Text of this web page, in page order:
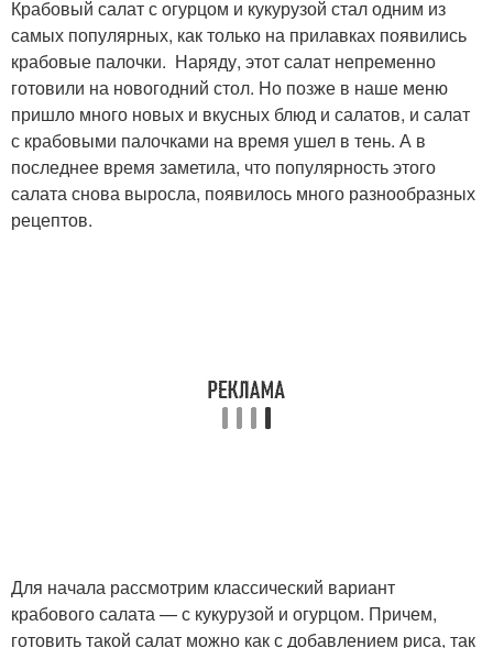
Салат из пекинской
капусты
Капусты с крабовыми
палочками
Палочки с пекинской
Крабовый салат с огурцом и кукурузой стал одним из
самых популярных, как только на прилавках появились
крабовые палочки. Наряду, этот салат непременно
готовили на новогодний стол. Но позже в наше меню
пришло много новых и вкусных блюд и салатов, и салат
с крабовыми палочками на время ушел в тень. А в
последнее время заметила, что популярность этого
салата снова выросла, появилось много разнообразных
рецептов.
Для начала рассмотрим классический вариант
крабового салата — с кукурузой и огурцом. Причем,
готовить такой салат можно как с добавлением риса, так